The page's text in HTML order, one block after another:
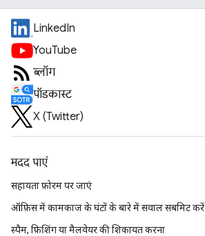
LinkedIn
YouTube
ब्लॉग
पॉडकास्ट
X (Twitter)
मदद पाएं
सहायता फ़ोरम पर जाएं
ऑफ़िस में कामकाज के घंटों के बारे में सवाल सबमिट करें
स्पैम, फ़िशिंग या मैलवेयर की शिकायत करना